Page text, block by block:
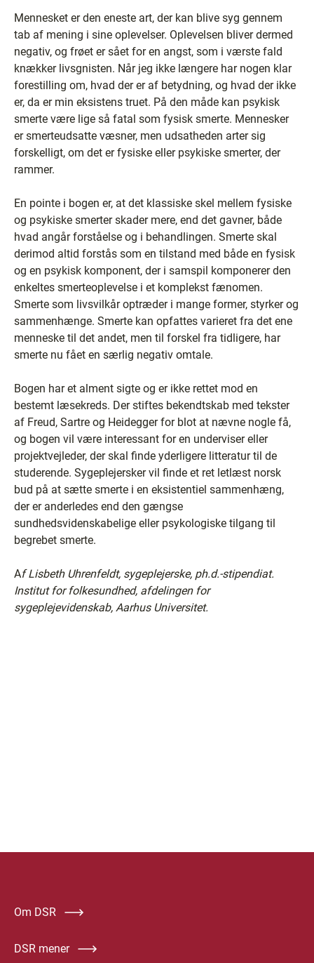
Mennesket er den eneste art, der kan blive syg gennem
tab af mening i sine oplevelser. Oplevelsen bliver dermed
negativ, og frøet er sået for en angst, som i værste fald
knækker livsgnisten. Når jeg ikke længere har nogen klar
forestilling om, hvad der er af betydning, og hvad der ikke
er, da er min eksistens truet. På den måde kan psykisk
smerte være lige så fatal som fysisk smerte. Mennesker
er smerteudsatte væsner, men udsatheden arter sig
forskelligt, om det er fysiske eller psykiske smerter, der
rammer.
En pointe i bogen er, at det klassiske skel mellem fysiske
og psykiske smerter skader mere, end det gavner, både
hvad angår forståelse og i behandlingen. Smerte skal
derimod altid forstås som en tilstand med både en fysisk
og en psykisk komponent, der i samspil komponerer den
enkeltes smerteoplevelse i et komplekst fænomen.
Smerte som livsvilkår optræder i mange former, styrker og
sammenhænge. Smerte kan opfattes varieret fra det ene
menneske til det andet, men til forskel fra tidligere, har
smerte nu fået en særlig negativ omtale.
Bogen har et alment sigte og er ikke rettet mod en
bestemt læsekreds. Der stiftes bekendtskab med tekster
af Freud, Sartre og Heidegger for blot at nævne nogle få,
og bogen vil være interessant for en underviser eller
projektvejleder, der skal finde yderligere litteratur til de
studerende. Sygeplejersker vil finde et ret letlæst norsk
bud på at sætte smerte i en eksistentiel sammenhæng,
der er anderledes end den gængse
sundhedsvidenskabelige eller psykologiske tilgang til
begrebet smerte.
Af Lisbeth Uhrenfeldt, sygeplejerske, ph.d.-stipendiat.
Institut for folkesundhed, afdelingen for
sygeplejevidenskab, Aarhus Universitet.
Om DSR
DSR mener